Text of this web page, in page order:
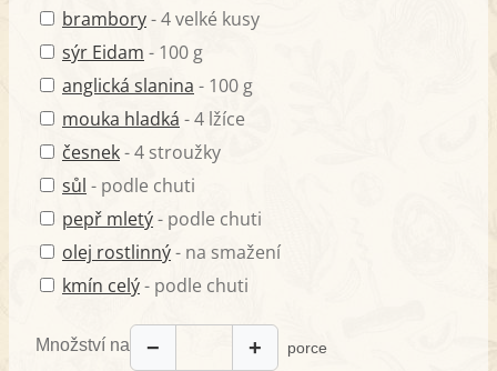
brambory- 4 velké kusy
sýr Eidam - 100 g
anglická slanina - 100 g
mouka hladká - 4 lžíce
česnek- 4 stroužky
sůl - podle chuti
pepř mletý- podle chuti
olej rostlinný- na smažení
kmín celý- podle chuti
Množství na − + porce